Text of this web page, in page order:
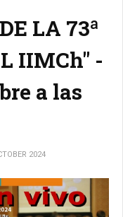
LA 73ª
IIMCh" -
a las
2024